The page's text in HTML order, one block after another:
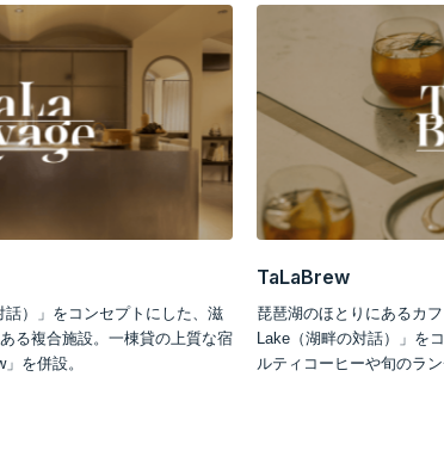
琵琶湖のほとりにあるカフェスペース。「Talk by the
Lake（湖畔の対話）」をコンセプトに、こだわりのスペシャ
ルティコーヒーや旬のランチを提供。